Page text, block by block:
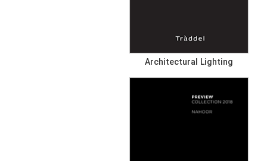
Architectural Lighting